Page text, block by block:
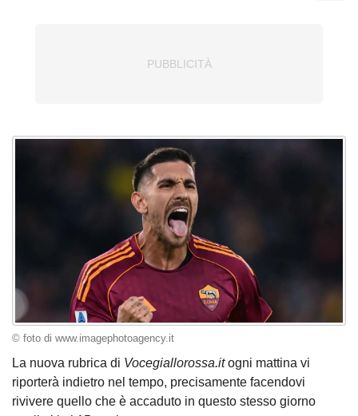
© foto di www.imagephotoagency.it
La nuova rubrica di Vocegiallorossa.itogni mattina vi
riporterà indietro nel tempo, precisamente facendovi
rivivere quello che è accaduto in questo stesso giorno